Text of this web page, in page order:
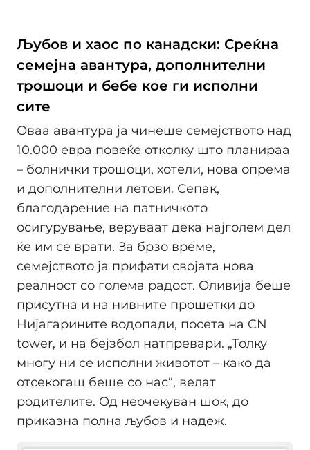
Љубов и хаос по канадски: Среќна
семејна авантура, дополнителни
трошоци и бебе кое ги исполни
сите
Оваа авантура ја чинеше семејството над
10.000 евра повеќе отколку што планираа
– болнички трошоци, хотели, нова опрема
и дополнителни летови. Сепак,
благодарение на патничкото
осигурување, веруваат дека најголем дел
ќе им се врати. За брзо време,
семејството ја прифати својата нова
реалност со голема радост. Оливија беше
присутна и на нивните прошетки до
Нијагарините водопади, посета на CN
tower, и на бејзбол натпревари. „Толку
многу ни се исполни животот – како да
отсекогаш беше со нас“, велат
родителите. Од неочекуван шок, до
приказна полна љубов и надеж.